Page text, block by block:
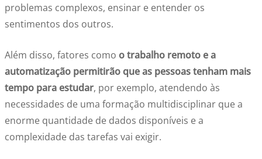
problemas complexos, ensinar e entender os
sentimentos dos outros.
Além disso, fatores como o trabalho remoto e a
automatização permitirão que as pessoas tenham mais
tempo para estudar, por exemplo, atendendo às
necessidades de uma formação multidisciplinar que a
enorme quantidade de dados disponíveis e a
complexidade das tarefas vai exigir.